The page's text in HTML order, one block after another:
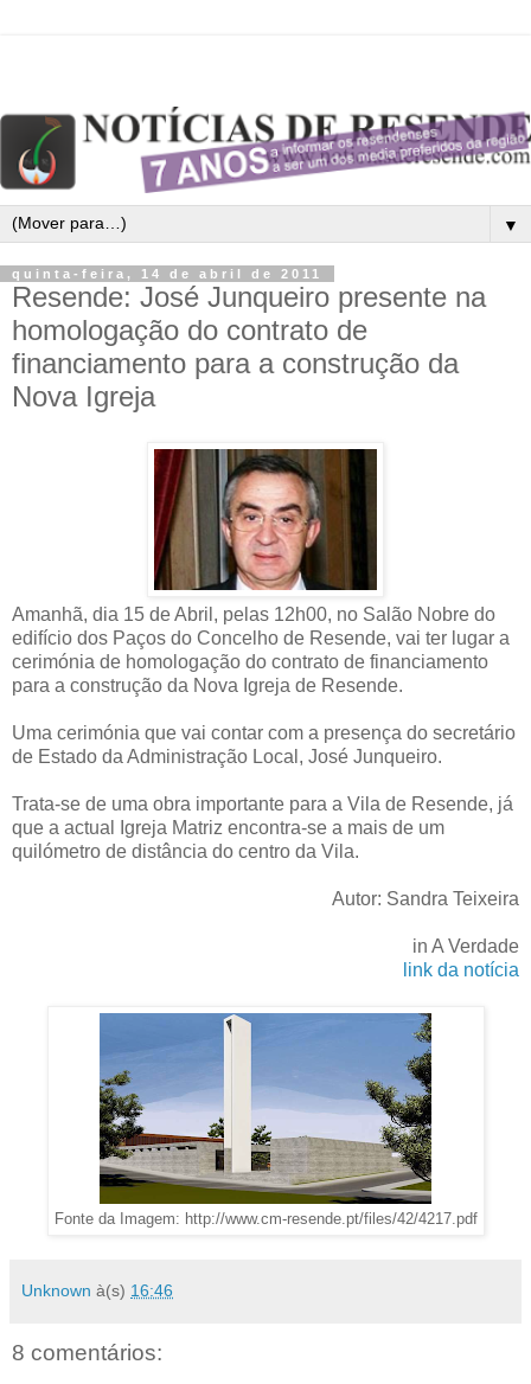
▼
quinta-feira, 14 de abril de 2011
Resende: José Junqueiro presente na
homologação do contrato de
financiamento para a construção da
Nova Igreja
Amanhã, dia 15 de Abril, pelas 12h00, no Salão Nobre do
edifício dos Paços do Concelho de Resende, vai ter lugar a
cerimónia de homologação do contrato de financiamento
para a construção da Nova Igreja de Resende.
Uma cerimónia que vai contar com a presença do secretário
de Estado da Administração Local, José Junqueiro.
Trata-se de uma obra importante para a Vila de Resende, já
que a actual Igreja Matriz encontra-se a mais de um
quilómetro de distância do centro da Vila.
Autor: Sandra Teixeira
in A Verdade
link da notícia
Fonte da Imagem: http://www.cm-resende.pt/files/42/4217.pdf
Unknown à(s) 16:46
8 comentários: